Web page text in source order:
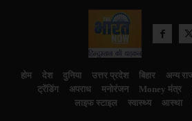
होम देश दुनिया उत्तर प्रदेश बिहार अन्य
ट्रेंडिंग
अपराध मनोरंजन Money मंत्र
लाइफ स्टाइल
स्वास्थ्य आस्था